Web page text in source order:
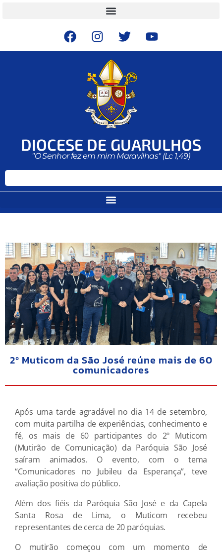
DIOCESE DE GUARULHOS
"O Senhor fez em mim Maravilhas" (Lc 1,49)
2º Muticom da São José reúne mais de 60
comunicadores
Após uma tarde agradável no dia 14 de setembro,
com muita partilha de experiências, conhecimento e
fé, os mais de 60 participantes do 2º Muticom
(Mutirão de Comunicação) da Paróquia São José
saíram animados. O evento, com o tema
“Comunicadores no Jubileu da Esperança”, teve
avaliação positiva do público.
Além dos fiéis da Paróquia São José e da Capela
Santa Rosa de Lima, o Muticom recebeu
representantes de cerca de 20 paróquias.
O mutirão começou com um momento de